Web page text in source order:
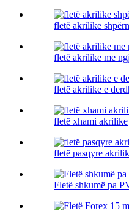
fletë akrilike
fletë akrilike me
fletë akrilike e
fletë xhami akrilike
fletë pasqyre
Fletë shkumë pa